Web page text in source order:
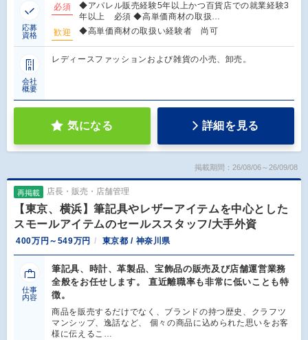
応募
資格
必須
◆アパレル販売経験5年以上かつ百貨店での就業経験3
年以上 必須 ◆高単価商材の取扱…
歓迎
◆高単価商材の取扱い経験者 尚可
会社
概要
レディースファッションおよび雑貨の小売、卸売。
気になる 詳細を見る
掲載期間：26/08/06～26/09/08
再掲載 店長・販売・店舗管理
【東京、横浜】筆記具やレザーアイテムを中心とした
スモールアイテムのセールススタッフ/大手外資
400万円～549万円 東京都 / 神奈川県
仕事
内容
筆記具、時計、革製品、宝飾品の販売及び店舗運営業務
全般をお任せします。 直近離職率も非常に低いことも特
徴。
商品を販売するだけでなく、ブランドの持つ歴史、クラフツ
マンシップ、逸話など、 個々の商品に込められた思いをお客
様に伝えるこ…